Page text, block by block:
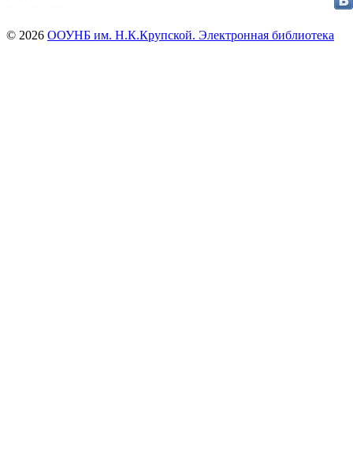
© 2026 ООУНБ им. Н.К.Крупской. Электронная библиотека